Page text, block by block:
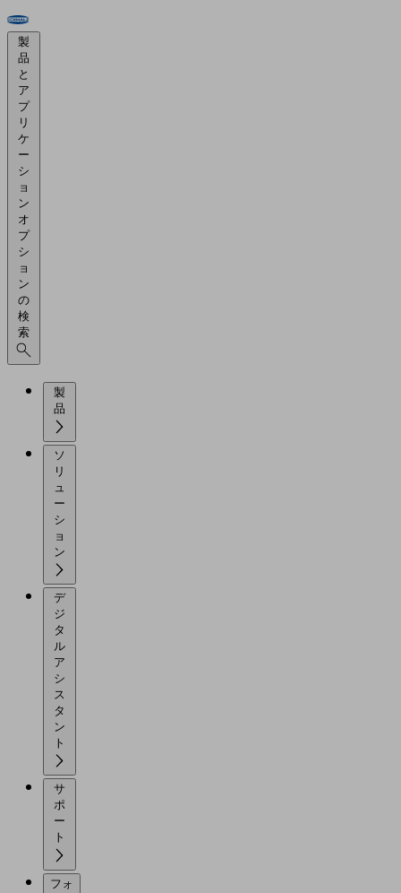
製
品
と
ア
プ
リ
ケ
ー
シ
ョ
ン
オ
プ
シ
ョ
ン
の
検
索
製
ソ
リ
ュ
ー
シ
ョ
デ
ジ
タ
ル
ア
シ
ス
タ
ン
サ
ポ
ー
フォ